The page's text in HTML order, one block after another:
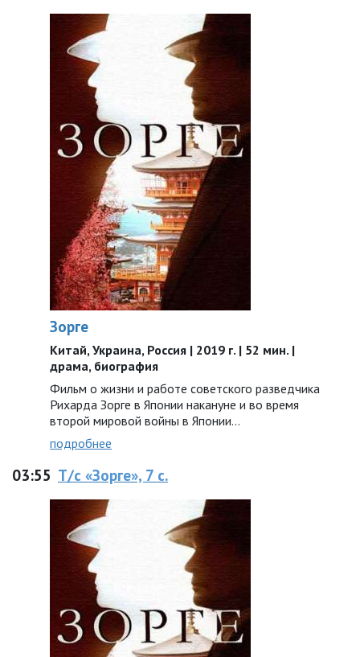
Зорге
Китай, Украина, Россия | 2019 г. | 52 мин. |
драма, биография
Фильм о жизни и работе советского разведчика
Рихарда Зорге в Японии накануне и во время
второй мировой войны в Японии…
подробнее
03:55 Т/с «Зорге», 7 с.